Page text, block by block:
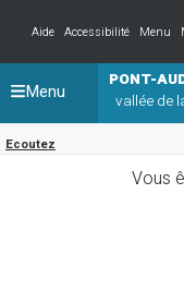
Aide
Accessibilité Menu
PONT-
vallée de
Ecoutez
Menu
Vous